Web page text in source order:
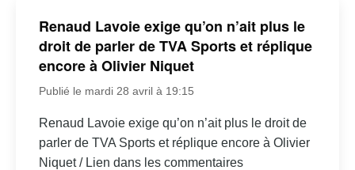
Renaud Lavoie exige qu’on n’ait plus le
droit de parler de TVA Sports et réplique
encore à Olivier Niquet
Publié le mardi 28 avril à 19:15
Renaud Lavoie exige qu’on n’ait plus le droit de
parler de TVA Sports et réplique encore à Olivier
Niquet / Lien dans les commentaires